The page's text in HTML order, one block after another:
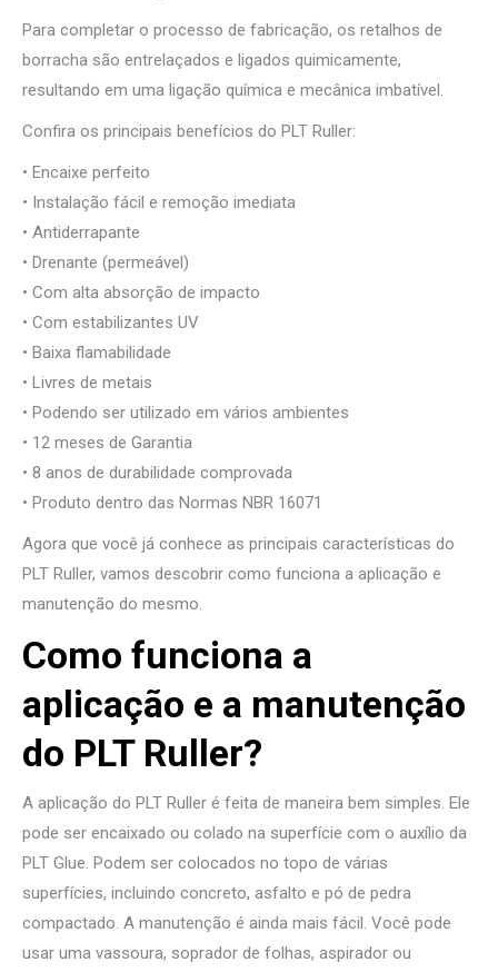
Para completar o processo de fabricação, os retalhos de
borracha são entrelaçados e ligados quimicamente,
resultando em uma ligação química e mecânica imbatível.
Confira os principais benefícios do PLT Ruller:
• Encaixe perfeito
• Instalação fácil e remoção imediata
• Antiderrapante
• Drenante (permeável)
• Com alta absorção de impacto
• Com estabilizantes UV
• Baixa flamabilidade
• Livres de metais
• Podendo ser utilizado em vários ambientes
• 12 meses de Garantia
• 8 anos de durabilidade comprovada
• Produto dentro das Normas NBR 16071
Agora que você já conhece as principais características do
PLT Ruller, vamos descobrir como funciona a aplicação e
manutenção do mesmo.
Como funciona a
aplicação e a manutenção
do PLT Ruller?
A aplicação do PLT Ruller é feita de maneira bem simples. Ele
pode ser encaixado ou colado na superfície com o auxílio da
PLT Glue. Podem ser colocados no topo de várias
superfícies, incluindo concreto, asfalto e pó de pedra
compactado. A manutenção é ainda mais fácil. Você pode
usar uma vassoura, soprador de folhas, aspirador ou